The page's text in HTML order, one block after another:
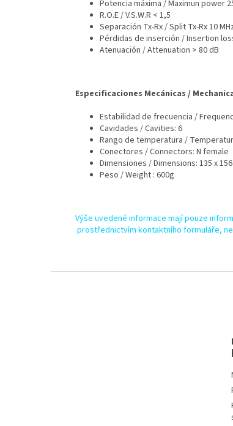
Potencia máxima / Maximun power
R.O.E / V.S.W.R < 1,5
Separación Tx-Rx / Split Tx-Rx 10
Pérdidas de inserción / Insertion
Atenuación / Attenuation > 80 dB
Especificaciones Mecánicas /
Estabilidad de frecuencia /
Cavidades / Cavities: 6
Rango de temperatura /
Conectores / Connectors: N female
Dimensiones / Dimensions: 135 x
Peso / Weight : 600g
Výše uvedené informace mají pouze
prostřednictvím kontaktního formuláře,